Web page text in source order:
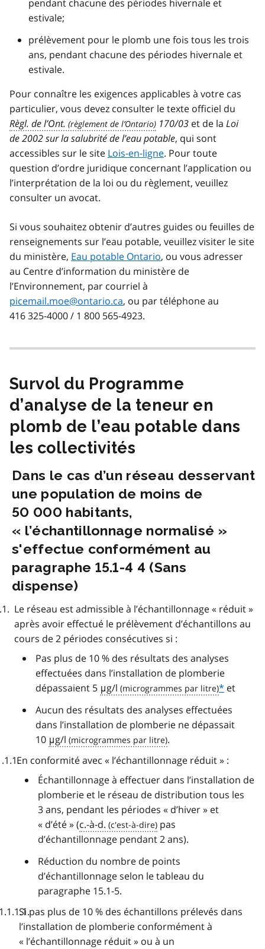
pendant chacune des périodes hivernale et
estivale;
prélèvement pour le plomb une fois tous les trois
ans, pendant chacune des périodes hivernale et
estivale.
Pour connaître les exigences applicables à votre cas
particulier, vous devez consulter le texte officiel du
Règl. de l’Ont.
170/03 et de la Loi
de 2002 sur la salubrité de l’eau potable, qui sont
accessibles sur le site Lois-en-ligne. Pour toute
question d’ordre juridique concernant l’application ou
l’interprétation de la loi ou du règlement, veuillez
consulter un avocat.
Si vous souhaitez obtenir d’autres guides ou feuilles de
renseignements sur l’eau potable, veuillez visiter le site
du ministère, Eau potable Ontario, ou vous adresser
au Centre d’information du ministère de
l’Environnement, par courriel à
picemail.moe@ontario.ca, ou par téléphone au
416 325-4000 / 1 800 565-4923.
Survol du Programme
d’analyse de la teneur en
plomb de l’eau potable dans
les collectivités
Dans le cas d’un réseau desservant
une population de moins de
50 000 habitants,
« l’échantillonnage normalisé »
s'effectue conformément au
paragraphe 15.1-4 4 (Sans
dispense)
Le réseau est admissible à l’échantillonnage « réduit »
après avoir effectué le prélèvement d’échantillons au
cours de 2 périodes consécutives si :
Pas plus de 10 % des résultats des analyses
effectuées dans l’installation de plomberie
dépassaient 5 μg/l * et
Aucun des résultats des analyses effectuées
dans l’installation de plomberie ne dépassait
10 μg/l
.
En conformité avec « l’échantillonnage réduit » :
Échantillonnage à effectuer dans l’installation de
plomberie et le réseau de distribution tous les
3 ans, pendant les périodes « d’hiver » et
« d’été » (c.-à-d.
pas
d’échantillonnage pendant 2 ans).
Réduction du nombre de points
d’échantillonnage selon le tableau du
paragraphe 15.1-5.
Si pas plus de 10 % des échantillons prélevés dans
l’installation de plomberie conformément à
« l’échantillonnage réduit » ou à un